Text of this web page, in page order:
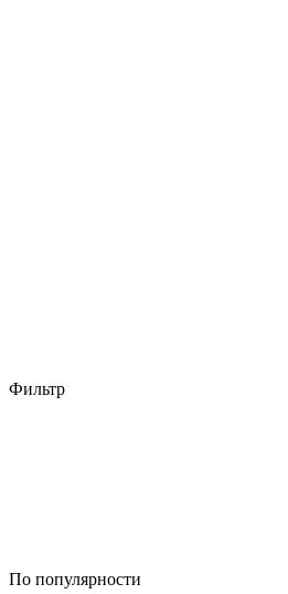
Фильтр
По популярности